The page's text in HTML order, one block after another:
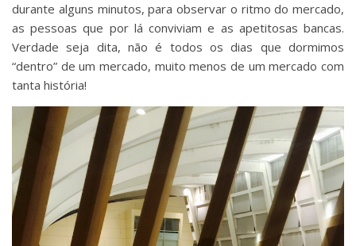
durante alguns minutos, para observar o ritmo do mercado,
as pessoas que por lá conviviam e as apetitosas bancas.
Verdade seja dita, não é todos os dias que dormimos
“dentro” de um mercado, muito menos de um mercado com
tanta história!